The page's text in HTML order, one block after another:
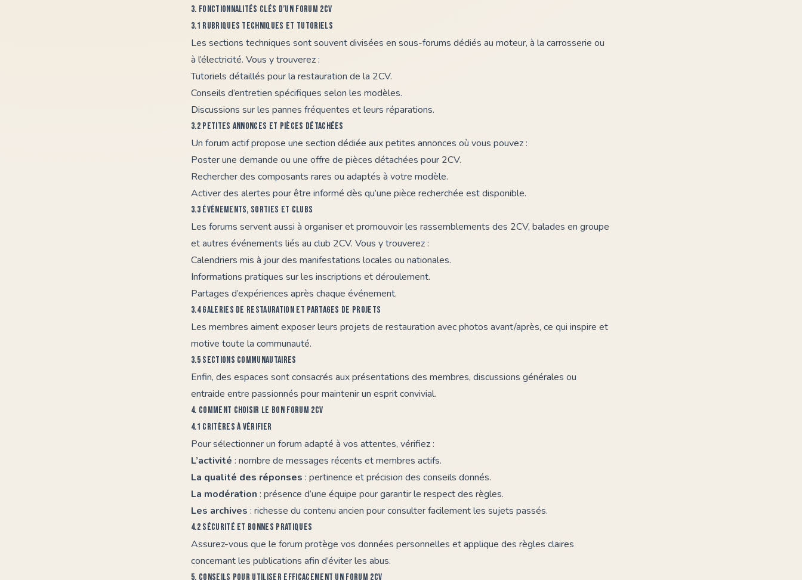
3. Fonctionnalités clés d’un forum 2CV
3.1 Rubriques techniques et tutoriels
Les sections techniques sont souvent divisées en sous-forums dédiés au moteur, à la carrosserie ou
à l’électricité. Vous y trouverez :
Tutoriels détaillés pour la restauration de la 2CV.
Conseils d’entretien spécifiques selon les modèles.
Discussions sur les pannes fréquentes et leurs réparations.
3.2 Petites annonces et pièces détachées
Un forum actif propose une section dédiée aux petites annonces où vous pouvez :
Poster une demande ou une offre de pièces détachées pour 2CV.
Rechercher des composants rares ou adaptés à votre modèle.
Activer des alertes pour être informé dès qu’une pièce recherchée est disponible.
3.3 Événements, sorties et clubs
Les forums servent aussi à organiser et promouvoir les rassemblements des 2CV, balades en groupe
et autres événements liés au club 2CV. Vous y trouverez :
Calendriers mis à jour des manifestations locales ou nationales.
Informations pratiques sur les inscriptions et déroulement.
Partages d’expériences après chaque événement.
3.4 Galeries de restauration et partages de projets
Les membres aiment exposer leurs projets de restauration avec photos avant/après, ce qui inspire et
motive toute la communauté.
3.5 Sections communautaires
Enfin, des espaces sont consacrés aux présentations des membres, discussions générales ou
entraide entre passionnés pour maintenir un esprit convivial.
4. Comment choisir le bon forum 2CV
4.1 Critères à vérifier
Pour sélectionner un forum adapté à vos attentes, vérifiez :
L’activité : nombre de messages récents et membres actifs.
La qualité des réponses : pertinence et précision des conseils donnés.
La modération : présence d’une équipe pour garantir le respect des règles.
Les archives : richesse du contenu ancien pour consulter facilement les sujets passés.
4.2 Sécurité et bonnes pratiques
Assurez-vous que le forum protège vos données personnelles et applique des règles claires
concernant les publications afin d’éviter les abus.
5. Conseils pour utiliser efficacement un forum 2CV